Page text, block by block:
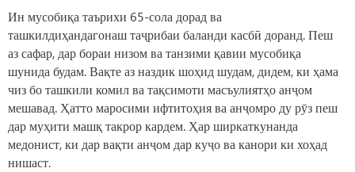
Ин мусобиқа таърихи 65-сола дорад ва
ташкилдиҳандагонаш таҷрибаи баланди касбӣ доранд. Пеш
аз сафар, дар бораи низом ва танзими қавии мусобиқа
шунида будам. Вақте аз наздик шоҳид шудам, дидем, ки ҳама
чиз бо ташкили комил ва тақсимоти масъулиятҳо анҷом
мешавад. Ҳатто маросими ифтитоҳия ва анҷомро ду рӯз пеш
дар муҳити машқ такрор кардем. Ҳар ширкаткунанда
медонист, ки дар вақти анҷом дар куҷо ва канори ки хоҳад
нишаст.